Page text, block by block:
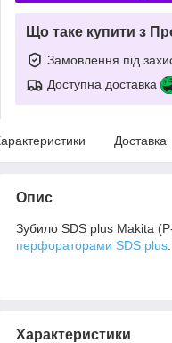
Що таке купити з
Замовлення під
Доступна доставка
Доставка
Опис
Зубило SDS plus Makita
перфораторами SDS plus
Характеристики